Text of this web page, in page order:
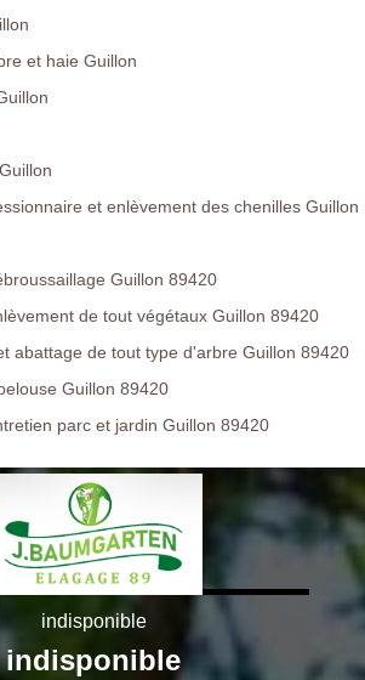
et haie Guillon
et enlèvement des chenilles Guillon
Guillon 89420
de tout végétaux Guillon 89420
abattage de tout type d'arbre Guillon 89420
Guillon 89420
parc et jardin Guillon 89420
indisponible
indisponible